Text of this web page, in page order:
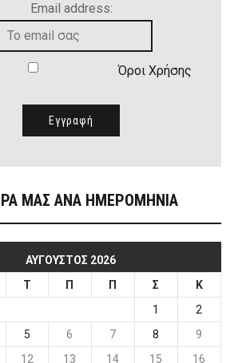
Email address:
Όροι Χρήσης
ΜΑΣ ΑΝΑ ΗΜΕΡΟΜΗΝΙΑ
ΑΎΓΟΥΣΤΟΣ 2026
Τ Π Π Σ
Κ
1
2
5 6 7 8
9
12 13 14 15 16